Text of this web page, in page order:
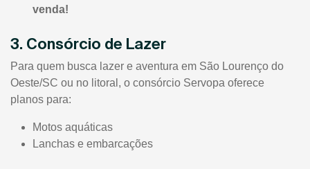
venda!
3. Consórcio de Lazer
Para quem busca lazer e aventura em São Lourenço do
Oeste/SC ou no litoral, o consórcio Servopa oferece
planos para:
Motos aquáticas
Lanchas e embarcações